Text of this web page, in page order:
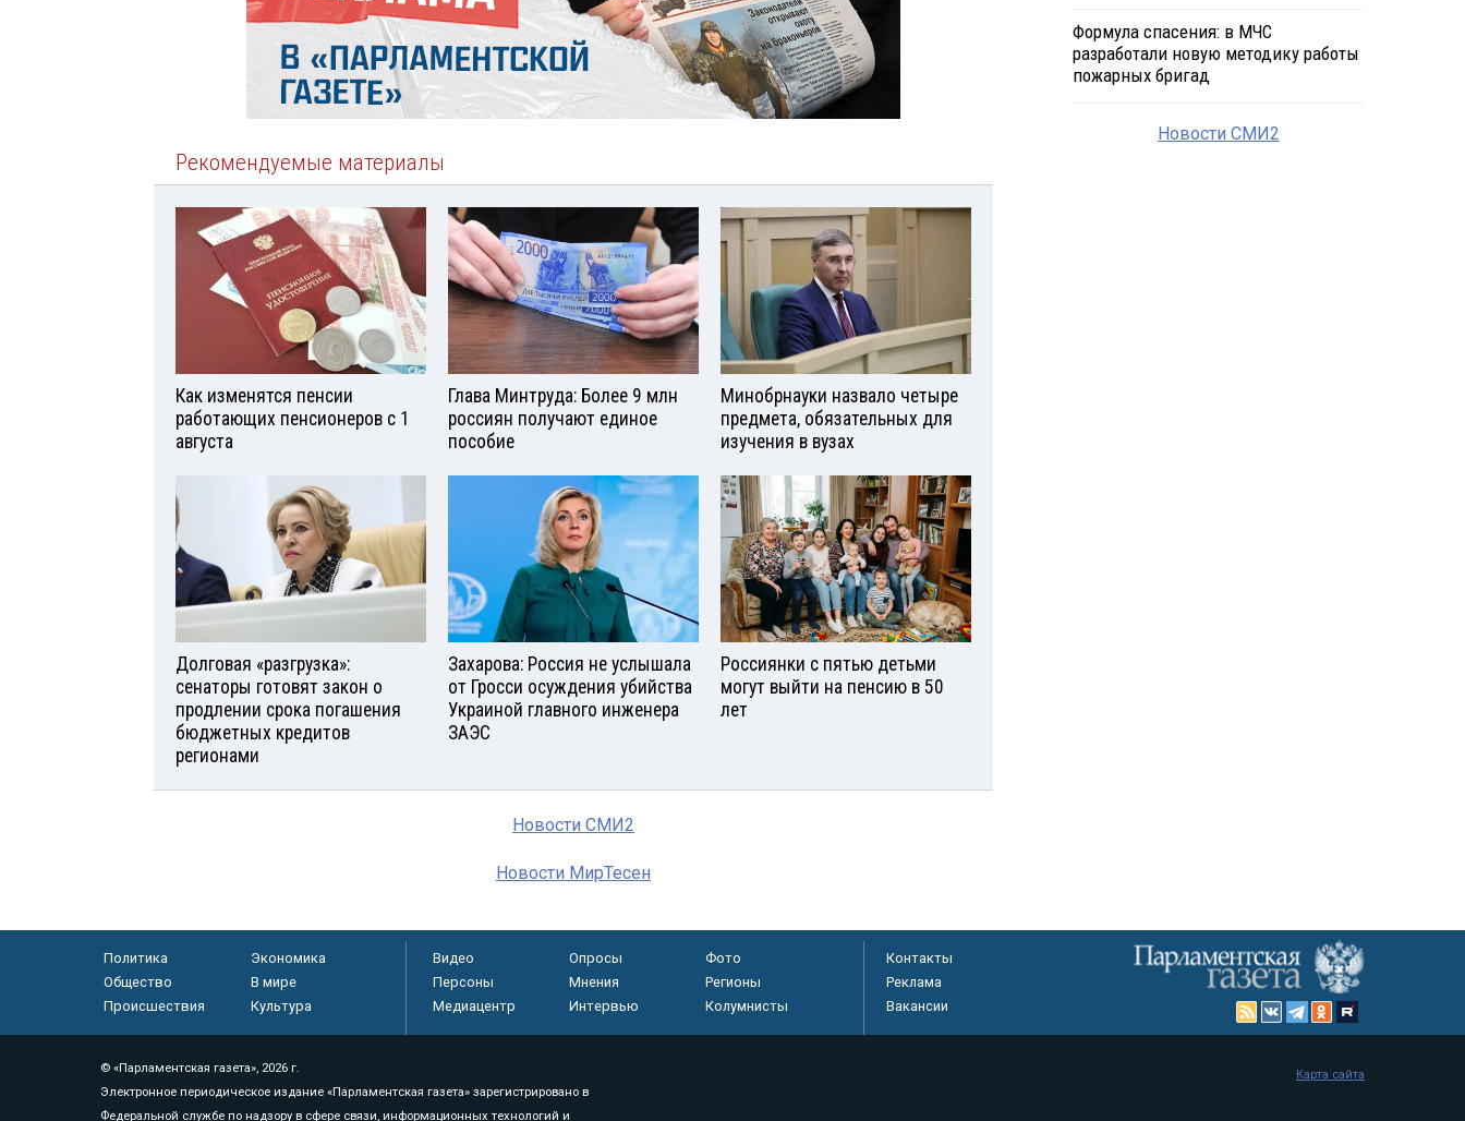
Рекомендуемые материалы
Как изменятся пенсии
работающих пенсионеров с 1
августа
Глава Минтруда: Более 9 млн
россиян получают единое
пособие
Минобрнауки назвало четыре
предмета, обязательных для
изучения в вузах
Долговая «разгрузка»:
сенаторы готовят закон о
продлении срока погашения
бюджетных кредитов
регионами
Захарова: Россия не услышала
от Гросси осуждения убийства
Украиной главного инженера
ЗАЭС
Россиянки с пятью детьми
могут выйти на пенсию в 50
лет
Новости СМИ2
Новости МирТесен
Формула спасения: в МЧС
разработали новую методику работы
пожарных бригад
Новости СМИ2
Политика
Экономика
Общество
В мире
Происшествия
Культура
Видео Опросы
Фото
Персоны
Мнения
Регионы
Медиацентр
Интервью Колумнисты
Контакты
Реклама
Вакансии
© «Парламентская газета», 2026 г.
Электронное периодическое издание «Парламентская газета» зарегистрировано в
Федеральной службе по надзору в сфере связи, информационных технологий и
Карта сайта